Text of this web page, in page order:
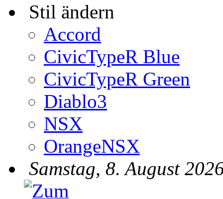
Stil ändern
Accord
CivicTypeR Blue
CivicTypeR Green
Diablo3
NSX
OrangeNSX
Samstag, 8. August